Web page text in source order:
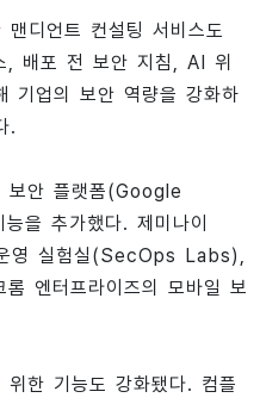
디언트 컨설팅 서비스도
, 배포 전 보안 지침, AI 위
기업의 보안 역량을 강화하
.
보안 플랫폼(Google
추가했다. 제미나이
영 실험실(SecOps Labs),
엔터프라이즈의 모바일 보
한 기능도 강화됐다. 컴플